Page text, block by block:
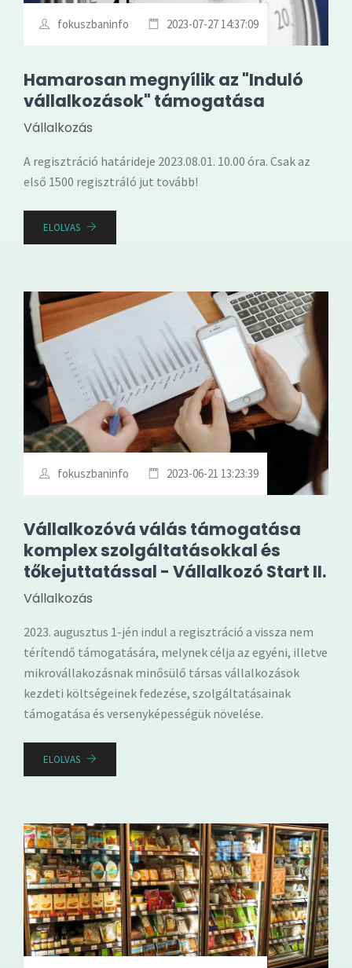
fokuszbaninfo 2023-07-27 14:37:09
Hamarosan megnyílik az "Induló
vállalkozások" támogatása
Vállalkozás
A regisztráció határideje 2023.08.01. 10.00 óra. Csak az
első 1500 regisztráló jut tovább!
ELOLVAS
fokuszbaninfo 2023-06-21 13:23:39
Vállalkozóvá válás támogatása
komplex szolgáltatásokkal és
tőkejuttatással - Vállalkozó Start II.
Vállalkozás
2023. augusztus 1-jén indul a regisztráció a vissza nem
térítendő támogatására, melynek célja az egyéni, illetve
mikrovállakozásnak minősülő társas vállalkozások
kezdeti költségeinek fedezése, szolgáltatásainak
támogatása és versenyképességük növelése.
ELOLVAS